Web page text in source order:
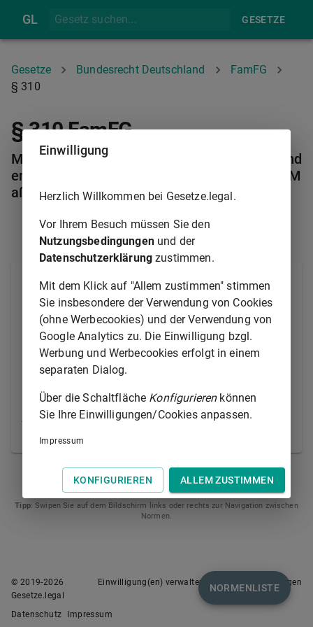
GL GESETZE
Gesetze Bundesrecht Deutschland
FamFG
§ 310
§ 310 FamFG
Mitteilungen während einer freiheitsentziehend
en Unterbringung oder freiheitsentziehenden M
aßnahme
§ 309A
Während der Dauer einer freiheitsentziehenden
Unterbringung oder freiheitsentziehenden Maßnahme
hat das Gericht dem Leiter der Einrichtung, in der die
Unterbringungsmaßnahme durchgeführt wird, die
Bestellung eines Betreuers, die sich auf die
Aufenthaltsbestimmung oder die Entscheidung über
erstreckt, die Aufhebung einer solchen Betreuung und
jeden Wechsel in der Person des Betreuers
§ 311
Tipp: Swipen Sie auf dem Bildschirm links oder rechts zur Navigation zwischen
Normen.
NORMENLISTE
© 2019-2026
Gesetze.legal
Einwilligung(en) verwalten Nutzungsbedingungen
Datenschutz Impressum
Einwilligung
Herzlich Willkommen bei Gesetze.legal.
Vor Ihrem Besuch müssen Sie den
Nutzungsbedingungenund der
Datenschutzerklärung zustimmen.
Mit dem Klick auf "Allem zustimmen" stimmen
Sie insbesondere der Verwendung von Cookies
(ohne Werbecookies) und der Verwendung von
Google Analytics zu. Die Einwilligung bzgl.
Werbung und Werbecookies erfolgt in einem
separaten Dialog.
Über die Schaltfläche Konfigurierenkönnen
Sie Ihre Einwilligungen/Cookies anpassen.
Impressum
KONFIGURIEREN ALLEM ZUSTIMMEN